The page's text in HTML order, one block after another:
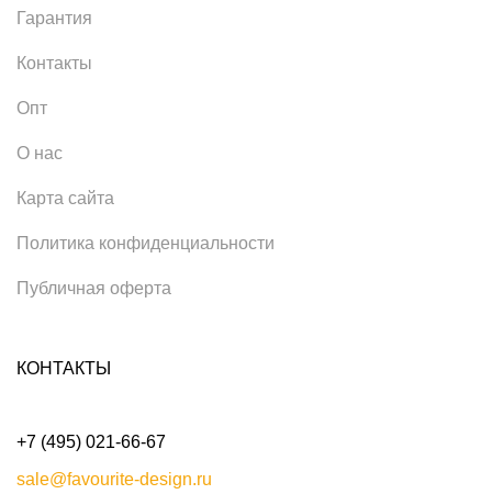
Гарантия
Контакты
Опт
О нас
Карта сайта
Политика конфиденциальности
Публичная оферта
КОНТАКТЫ
+7 (495) 021-66-67
sale@favourite-design.ru